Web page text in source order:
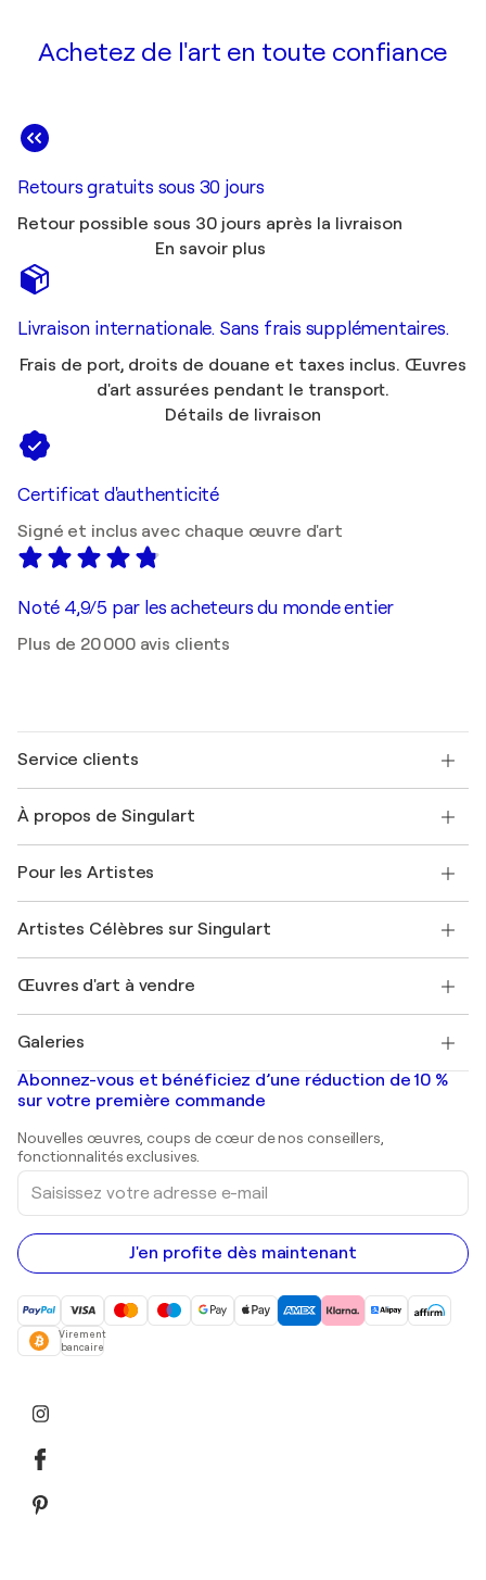
Achetez de l'art en toute confiance
Retours gratuits sous 30 jours
Retour possible sous 30 jours après la livraison
En savoir plus
Livraison internationale. Sans frais supplémentaires.
Frais de port, droits de douane et taxes inclus. Œuvres
d'art assurées pendant le transport.
Détails de livraison
Certificat d'authenticité
Signé et inclus avec chaque œuvre d'art
Noté 4,9/5 par les acheteurs du monde entier
Plus de 20 000 avis clients
Service clients
Expédition
Offrir une carte cadeau
Rejoignez notre programme commercial
Mon compte
+33 1 76 44 06 42
À propos de Singulart
FAQ
Magazine Singulart
Emplois
Découvrez une sélection d'art original
Pour les Artistes
Se connecter en tant qu'Artiste
Artistes Célèbres sur Singulart
Marc Chagall
Banksy
Mr. Brainwash
Shepard Fairey
Œuvres d'art à vendre
Tableaux abstraits à vendre
Peintures de paysage
Estampes
Peintures acryliques
Galeries
Galeries d'art en France
Galeries d'art en Belgique
Abonnez-vous et bénéficiez d’une réduction de 10 %
sur votre première commande
Nouvelles œuvres, coups de cœur de nos conseillers,
fonctionnalités exclusives.
Saisissez
votre
adresse
e-
mail
J'en profite dès maintenant
Virement
bancaire